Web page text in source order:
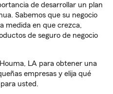
de desarrollar un plan
Sabemos que su negocio
medida en que crezca,
de seguro de negocio
LA para obtener una
empresas y elija qué
usted.